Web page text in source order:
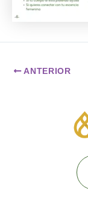
ANTERIOR